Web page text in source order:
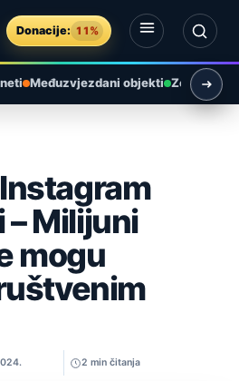
Donacije: 11%
Međuzvjezdani objekti Zemlja i
Milijuni
mogu
2 min čitanja